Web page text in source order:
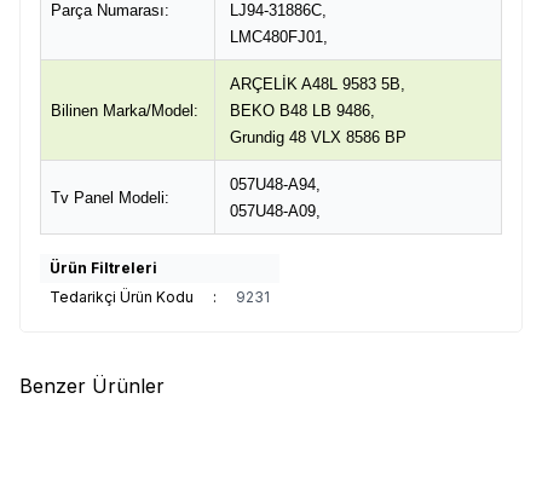
Parça Numarası:
LJ94-31886C,
LMC480FJ01,
Bilinen Marka/Model:
ARÇELİK A48L 9583 5B,
BEKO B48 LB 9486,
Grundig 48 VLX 8586 BP
Tv Panel Modeli:
057U48-A94,
057U48-A09,
Ürün Filtreleri
Tedarikçi Ürün Kodu
: 9231
Benzer Ürünler